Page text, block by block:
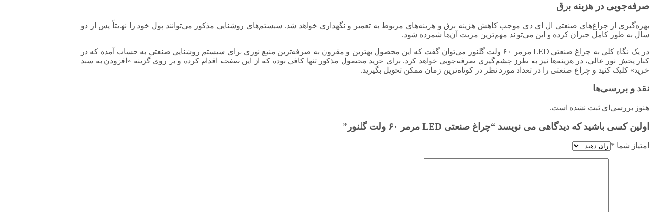
صرفه‌جویی در هزینه برق
بهره‌گیری از چراغ‌های صنعتی ال ای دی موجب کاهش هزینه برق و هزینه‌های مربوط به تعمیر و نگهداری خواهد شد. سیستم‌های روشنایی مذکور می‌توانند پول خود را نهایتاً پس از دو
سال به طور کامل جبران کرده و این می‌تواند مهم‌ترین مزیت آن‌ها شمرده شود.
در یک نگاه کلی به چراغ صنعتی LED مرمر ۶۰ ولت گلنور می‌توان گفت که این محصول بهترین و مقرون به صرفه‌ترین منبع نوری برای سیستم روشنایی صنعتی به حساب آمده که در
کنار پخش نور عالی، در هزینه‌ها نیز به طرز چشم‌گیری صرفه‌جویی خواهد کرد. برای خرید محصول مذکور تنها کافی بوده که از این صفحه اقدام کرده و بر روی گزینه «افزودن به سبد
خرید» کلیک کنید و چراغ صنعتی را در تعداد مورد نظر در کوتاه‌ترین زمان ممکن تحویل بگیرید.
نقد و بررسی‌ها
هنوز بررسی‌ای ثبت نشده است.
اولین کسی باشید که دیدگاهی می نویسد “چراغ صنعتی LED مرمر ۶۰ ولت گلنور”
امتیاز شما *